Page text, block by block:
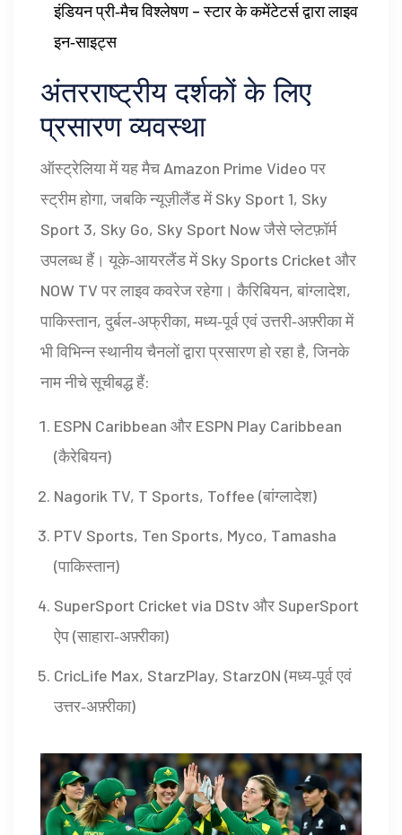
इंडियन प्री‑मैच विश्लेषण – स्टार के कमेंटेटर्स द्वारा लाइव
इन‑साइट्स
अंतरराष्ट्रीय दर्शकों के लिए
प्रसारण व्यवस्था
ऑस्ट्रेलिया में यह मैचAmazon Prime Videoपर
स्ट्रीम होगा, जबकि न्यूज़ीलैंड मेंSky Sport 1, Sky
Sport 3, Sky Go, Sky Sport Nowजैसे प्लेटफ़ॉर्म
उपलब्ध हैं। यूके‑आयरलैंड मेंSky Sports Cricket और
NOW TVपर लाइव कवरेज रहेगा। कैरिबियन, बांग्लादेश,
पाकिस्तान, दुर्बल‑अफ्रीका, मध्य‑पूर्व एवं उत्तरी‑अफ़्रीका में
भी विभिन्न स्थानीय चैनलों द्वारा प्रसारण हो रहा है, जिनके
नाम नीचे सूचीबद्ध हैं:
ESPN Caribbean और ESPN Play Caribbean
(कैरेबियन)
Nagorik TV, T Sports, Toffee (बांग्लादेश)
PTV Sports, Ten Sports, Myco, Tamasha
(पाकिस्तान)
SuperSport Cricket via DStv और SuperSport
ऐप (साहारा‑अफ़्रीका)
CricLife Max, StarzPlay, StarzON (मध्य‑पूर्व एवं
उत्तर‑अफ़्रीका)